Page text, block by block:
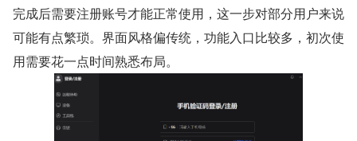
完成后需要注册账号才能正常使用，这一步对部分用户来说
可能有点繁琐。界面风格偏传统，功能入口比较多，初次使
用需要花一点时间熟悉布局。